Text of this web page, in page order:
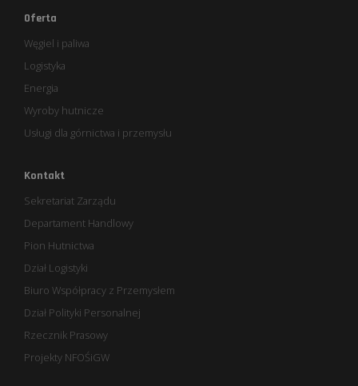
Oferta
Węgiel i paliwa
Logistyka
Energia
Wyroby hutnicze
Usługi dla górnictwa i przemysłu
Kontakt
Sekretariat Zarządu
Departament Handlowy
Pion Hutnictwa
Dział Logistyki
Biuro Współpracy z Przemysłem
Dział Polityki Personalnej
Rzecznik Prasowy
Projekty NFOŚiGW